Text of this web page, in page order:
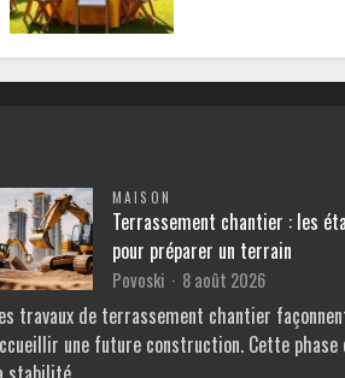
MAISON
Terrassement chantier : les
pour préparer un terrain
Povoski 8 août 2026
travaux de terrassement chantier
une future construction. Cette phase